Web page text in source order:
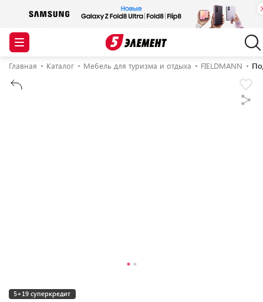
Главная Каталог Мебель для туризма и отдыха FIELDMANN
5+19 суперкредит